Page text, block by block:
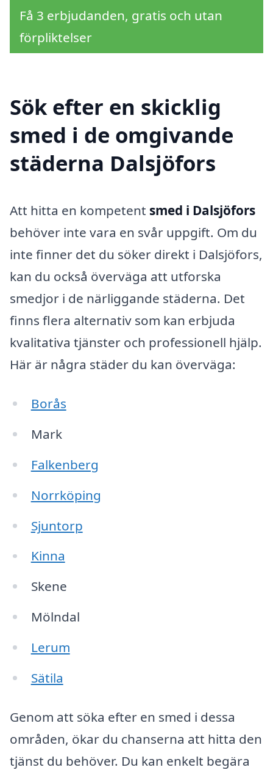
Få 3 erbjudanden, gratis och utan
förpliktelser
Sök efter en skicklig
smed i de omgivande
städerna Dalsjöfors
Att hitta en kompetent smed i Dalsjöfors
behöver inte vara en svår uppgift. Om du
inte finner det du söker direkt i Dalsjöfors,
kan du också överväga att utforska
smedjor i de närliggande städerna. Det
finns flera alternativ som kan erbjuda
kvalitativa tjänster och professionell hjälp.
Här är några städer du kan överväga:
Borås
Mark
Falkenberg
Norrköping
Sjuntorp
Kinna
Skene
Mölndal
Lerum
Sätila
Genom att söka efter en smed i dessa
områden, ökar du chanserna att hitta den
tjänst du behöver. Du kan enkelt begära